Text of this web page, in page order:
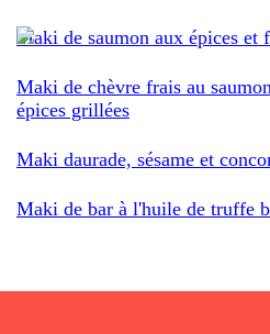
Maki de saumon aux épices et
Maki de chèvre frais au
épices grillées
Maki daurade, sésame et
Maki de bar à l'huile de truffe